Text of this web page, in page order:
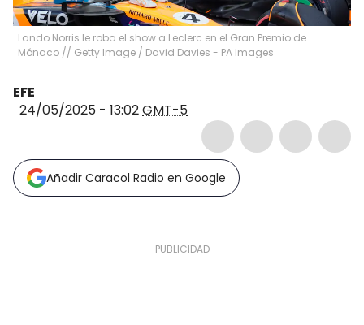
Lando Norris le roba el show a Leclerc en el Gran Premio de
Mónaco // Getty Image / David Davies - PA Images
EFE
24/05/2025 - 13:02GMT-5
Añadir Caracol Radio en Google